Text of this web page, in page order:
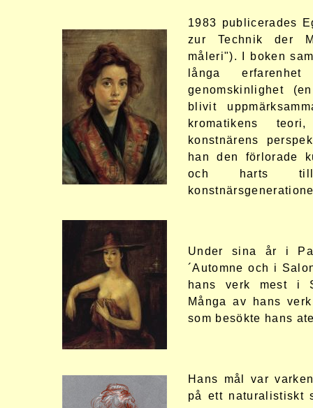
1983 publicerades
zur Technik der
måleri"). I boken
långa
genomskinlighet
blivit
kromatikens
konstnärens
han den förlorade
och harts
Under sina år i
´Automne och i
hans verk mest i
Många av hans
som besökte hans
Hans mål var
på ett naturalistiskt